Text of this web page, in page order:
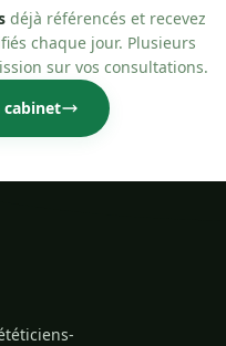
déjà référencés et recevez
chaque jour. Plusieurs
sur vos consultations.
cabinet